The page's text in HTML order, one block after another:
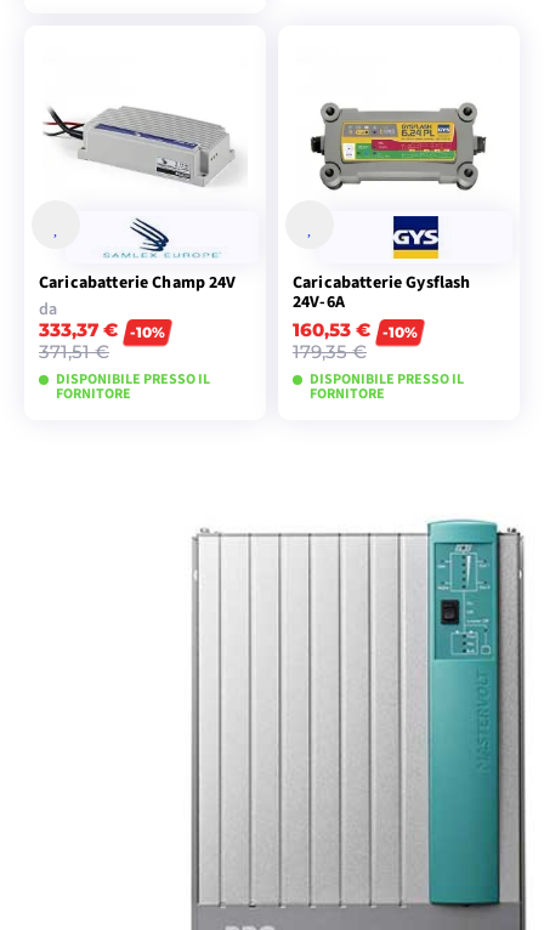
Caricabatterie Champ 24V
da
333,37 €
371,51 €
-10%
DISPONIBILE PRESSO IL
FORNITORE
Caricabatterie Gysflash
24V-6A
160,53 €
179,35 €
-10%
DISPONIBILE PRESSO IL
FORNITORE